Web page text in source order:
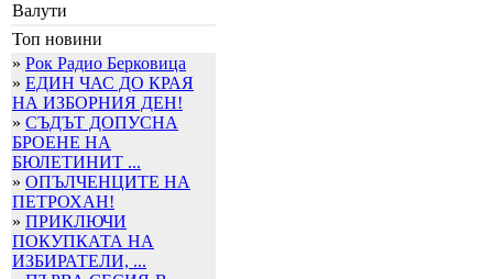
Валути
Топ новини
» Рок Радио Берковица
» ЕДИН ЧАС ДО КРАЯ
НА ИЗБОРНИЯ ДЕН!
» СЪДЪТ ДОПУСНА
БРОЕНЕ НА
БЮЛЕТИНИТ ...
» ОПЪЛЧЕНЦИТЕ НА
ПЕТРОХАН!
» ПРИКЛЮЧИ
ПОКУПКАТА НА
ИЗБИРАТЕЛИ, ...